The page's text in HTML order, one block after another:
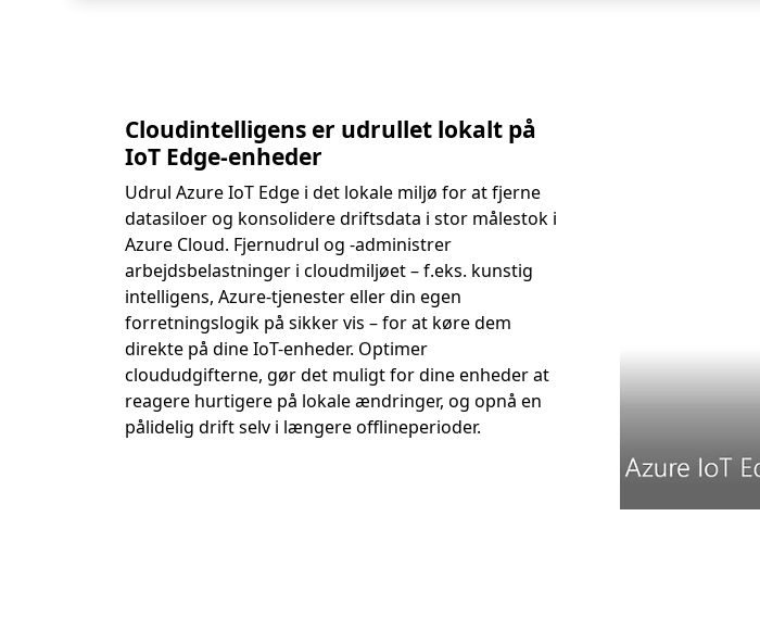
Cloudintelligens er udrullet lokalt på
IoT Edge-enheder
Udrul Azure IoT Edge i det lokale miljø for at fjerne
datasiloer og konsolidere driftsdata i stor målestok i
Azure Cloud. Fjernudrul og -administrer
arbejdsbelastninger i cloudmiljøet – f.eks. kunstig
intelligens, Azure-tjenester eller din egen
forretningslogik på sikker vis – for at køre dem
direkte på dine IoT-enheder. Optimer
cloududgifterne, gør det muligt for dine enheder at
reagere hurtigere på lokale ændringer, og opnå en
pålidelig drift selv i længere offlineperioder.